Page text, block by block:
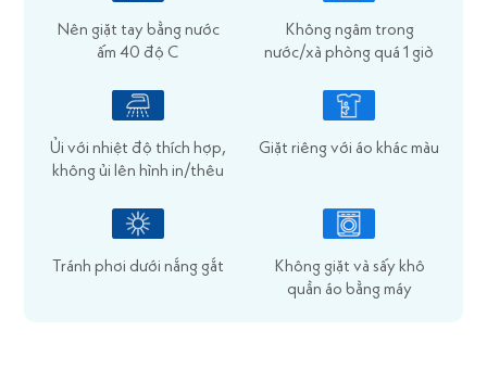
Nên giặt tay bằng nước
ấm 40 độ C
Không ngâm trong
nước/xà phòng quá 1 giờ
Ủi với nhiệt độ thích hợp,
không ủi lên hình in/thêu
Giặt riêng với áo khác màu
Tránh phơi dưới nắng gắt
Không giặt và sấy khô
quần áo bằng máy